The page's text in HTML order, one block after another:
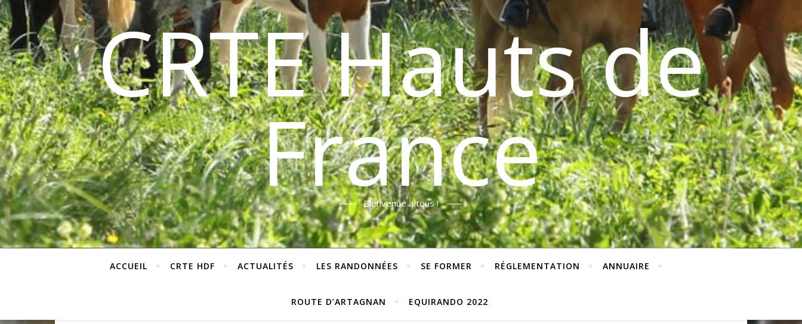
CRTE Hauts de
France
Bienvenue a tous !
ACCUEIL CRTE HDF ACTUALITÉS LES RANDONNÉES SE FORMER RÉGLEMENTATION ANNUAIRE
ROUTE D’ARTAGNAN EQUIRANDO 2022